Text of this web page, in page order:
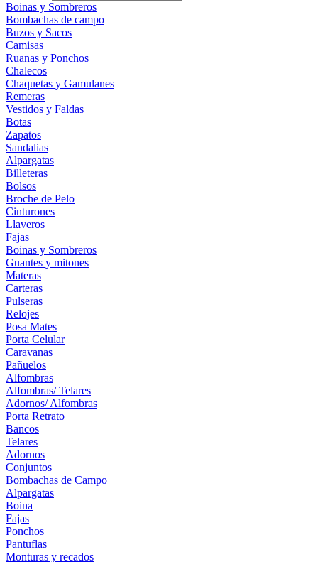
Boinas y Sombreros
Bombachas de campo
Buzos y Sacos
Camisas
Ruanas y Ponchos
Chalecos
Chaquetas y Gamulanes
Remeras
Vestidos y Faldas
Botas
Zapatos
Sandalias
Alpargatas
Billeteras
Bolsos
Broche de Pelo
Cinturones
Llaveros
Fajas
Boinas y Sombreros
Guantes y mitones
Materas
Carteras
Pulseras
Relojes
Posa Mates
Porta Celular
Caravanas
Pañuelos
Alfombras
Alfombras/ Telares
Adornos/ Alfombras
Porta Retrato
Bancos
Telares
Adornos
Conjuntos
Bombachas de Campo
Alpargatas
Boina
Fajas
Ponchos
Pantuflas
Monturas y recados